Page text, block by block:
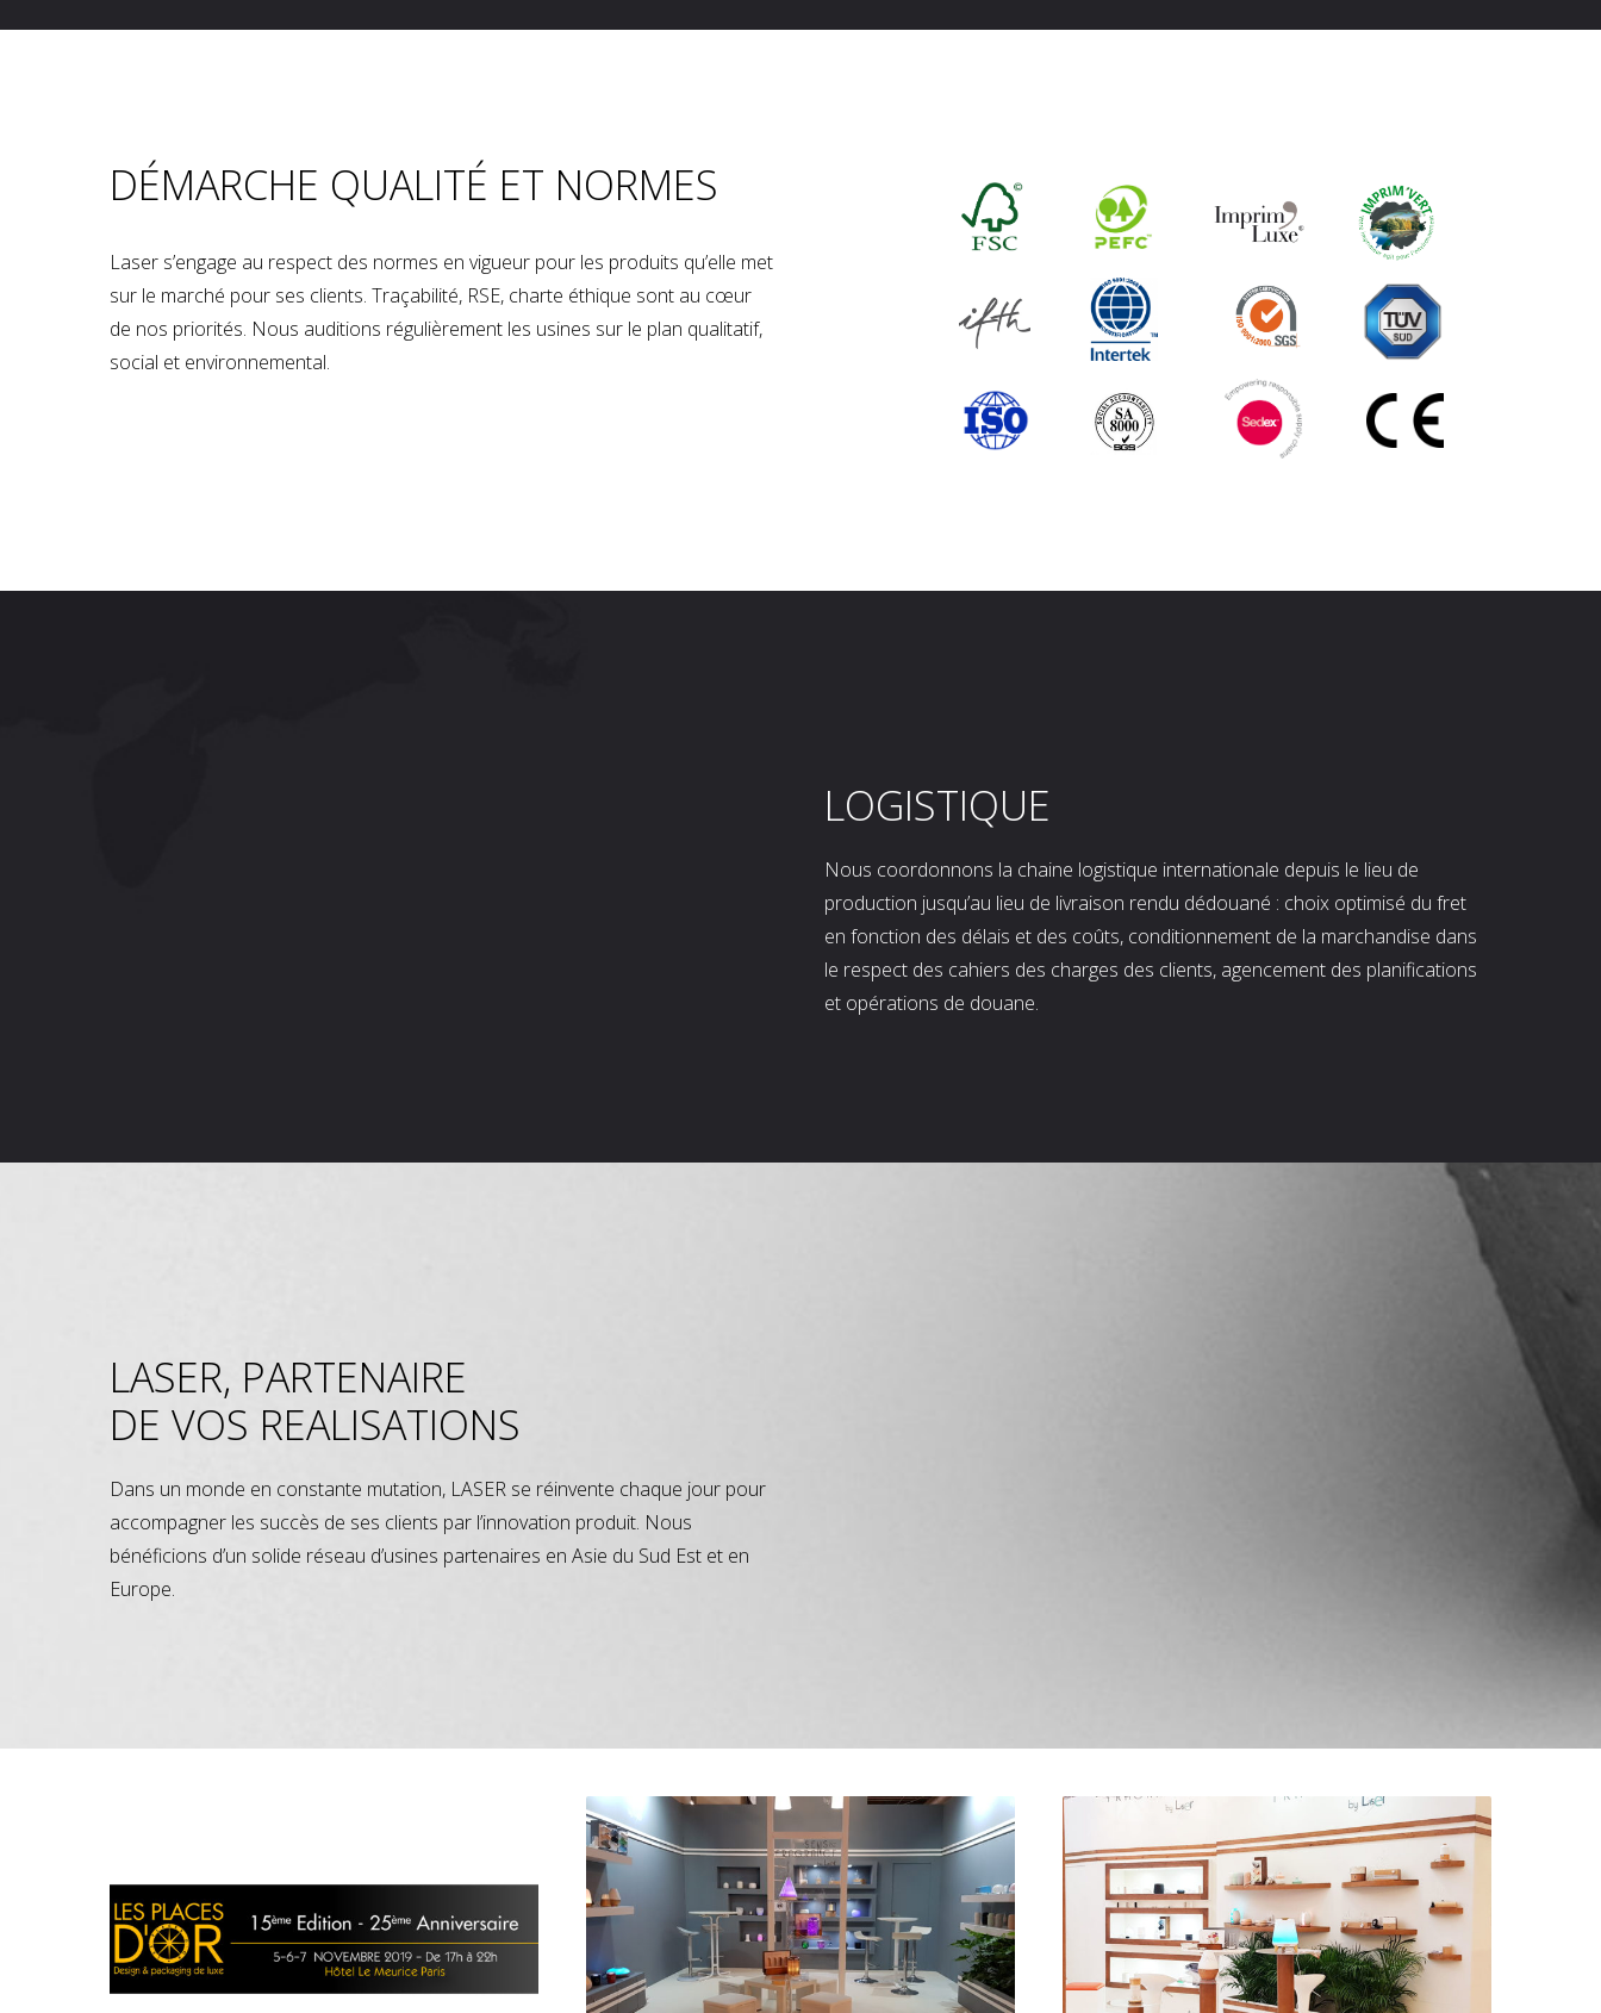
DÉMARCHE QUALITÉ ET NORMES
Laser s’engage au respect des normes en vigueur pour les produits qu’elle met
sur le marché pour ses clients. Traçabilité, RSE, charte éthique sont au cœur
de nos priorités. Nous auditions régulièrement les usines sur le plan qualitatif,
social et environnemental.
LOGISTIQUE
Nous coordonnons la chaine logistique internationale depuis le lieu de
production jusqu’au lieu de livraison rendu dédouané : choix optimisé du fret
en fonction des délais et des coûts, conditionnement de la marchandise dans
le respect des cahiers des charges des clients, agencement des planifications
et opérations de douane.
LASER, PARTENAIRE
DE VOS REALISATIONS
Dans un monde en constante mutation, LASER se réinvente chaque jour pour
accompagner les succès de ses clients par l’innovation produit. Nous
bénéficions d’un solide réseau d’usines partenaires en Asie du Sud Est et en
Europe.